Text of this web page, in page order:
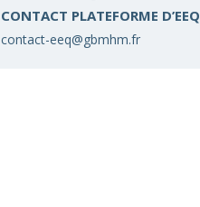
CONTACT PLATEFORME D’EEQ
contact-eeq@gbmhm.fr